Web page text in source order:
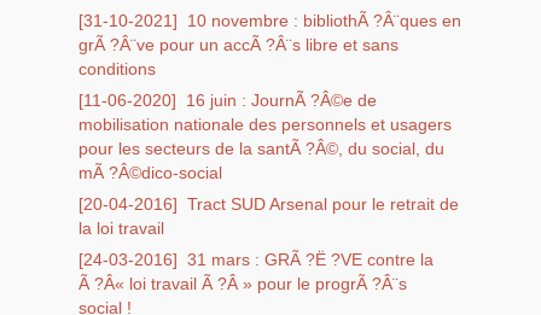
[31-10-2021]
10 novembre : bibliothÃ ?Â¨ques en
grÃ ?Â¨ve pour un accÃ ?Â¨s libre et sans
conditions
[11-06-2020]
16 juin : JournÃ ?Â©e de
mobilisation nationale des personnels et usagers
pour les secteurs de la santÃ ?Â©, du social, du
mÃ ?Â©dico-social
[20-04-2016] Tract SUD Arsenal pour le retrait de
la loi travail
[24-03-2016] 31 mars : GRÃ ?Ë ?VE contre la
Ã ?Â« loi travail Ã ?Â » pour le progrÃ ?Â¨s
social !